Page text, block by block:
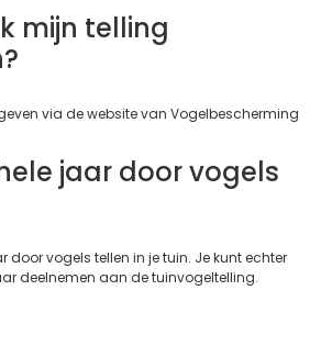
mijn telling
via de website van Vogelbescherming
jaar door vogels
door vogels tellen in je tuin. Je kunt echter
deelnemen aan de tuinvogeltelling.